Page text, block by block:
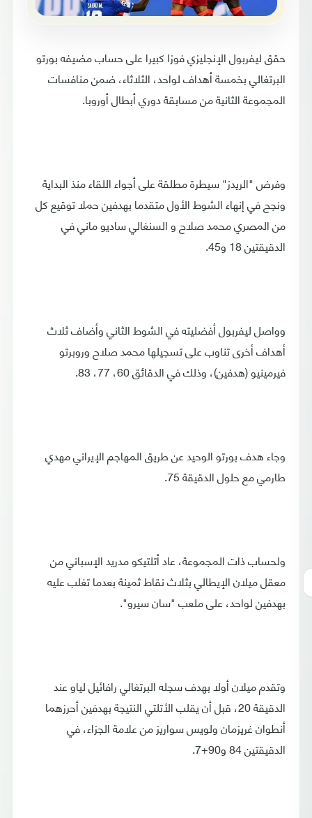
حقق ليفربول الإنجليزي فوزا كبيرا على حساب مضيفه بورتو
البرتغالي بخمسة أهداف لواحد، الثلاثاء، ضمن منافسات
المجموعة الثانية من مسابقة دوري أبطال أوروبا.
وفرض "الريدز" سيطرة مطلقة على أجواء اللقاء منذ البداية
ونجح في إنهاء الشوط الأول متقدما بهدفين حملا توقيع كل
من المصري محمد صلاح و السنغالي ساديو ماني في
الدقيقتين 18 و45.
وواصل ليفربول أفضليته في الشوط الثاني وأضاف ثلاث
أهداف أخرى تناوب على تسجيلها محمد صلاح وروبرتو
فيرمينيو (هدفين)، وذلك في الدقائق 60، 77، 83.
وجاء هدف بورتو الوحيد عن طريق المهاجم الإيراني مهدي
طارمي مع حلول الدقيقة 75.
ولحساب ذات المجموعة، عاد أتلتيكو مدريد الإسباني من
معقل ميلان الإيطالي بثلاث نقاط ثمينة بعدما تغلب عليه
بهدفين لواحد، على ملعب "سان سيرو".
وتقدم ميلان أولا بهدف سجله البرتغالي رافائيل لياو عند
الدقيقة 20، قبل أن يقلب الأتلتي النتيجة بهدفين أحرزهما
أنطوان غريزمان ولويس سواريز من علامة الجزاء، في
الدقيقتين 84 و90+7.